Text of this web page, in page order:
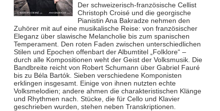
Der schweizerisch-französische Cellist
Christoph Croisé und die georgische
Pianistin Ana Bakradze nehmen den
Zuhörer mit auf eine musikalische Reise: von französischer
Eleganz über slawische Melancholie bis zum spanischen
Temperament. Den roten Faden zwischen unterschiedlichen
Stilen und Epochen offenbart der Albumtitel „Folklore“ –
durch alle Kompositionen weht der Geist der Volksmusik. Die
Bandbreite reicht von Robert Schumann über Gabriel Fauré
bis zu Béla Bartók. Sieben verschiedene Komponisten
erklingen insgesamt. Einige von ihnen nutzten echte
Volksmelodien; andere ahmen die charakteristischen Klänge
und Rhythmen nach. Stücke, die für Cello und Klavier
geschrieben wurden, stehen neben Transkriptionen.